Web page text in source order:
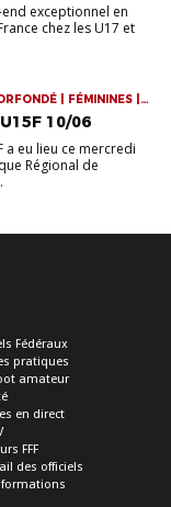
end exceptionnel en
chez les U17 et
| FÉMININES |
10/06
a eu lieu ce mercredi
Régional de
Fédéraux
pratiques
amateur
en direct
FFF
des officiels